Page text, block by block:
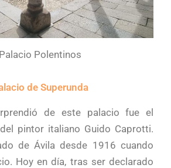
Palacio Polentinos
de Superunda
de este palacio fue el
pintor italiano Guido Caprotti.
de Ávila desde 1916 cuando
Hoy en día, tras ser declarado